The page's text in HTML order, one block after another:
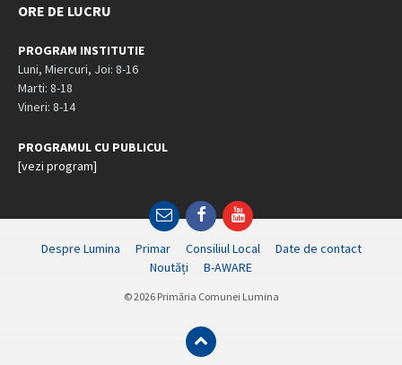
ORE DE LUCRU
PROGRAM INSTITUTIE
Luni, Miercuri, Joi: 8-16
Marti: 8-18
Vineri: 8-14
PROGRAMUL CU PUBLICUL
[vezi program]
EmailFacebookYouTube
Despre Lumina Primar Consiliul Local
Date de contact
Noutăți
B-AWARE
© 2026 Primăria Comunei Lumina